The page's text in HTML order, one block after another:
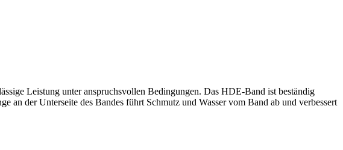
Leistung unter anspruchsvollen Bedingungen. Das HDE-Band ist beständig
an der Unterseite des Bandes führt Schmutz und Wasser vom Band ab und verbessert